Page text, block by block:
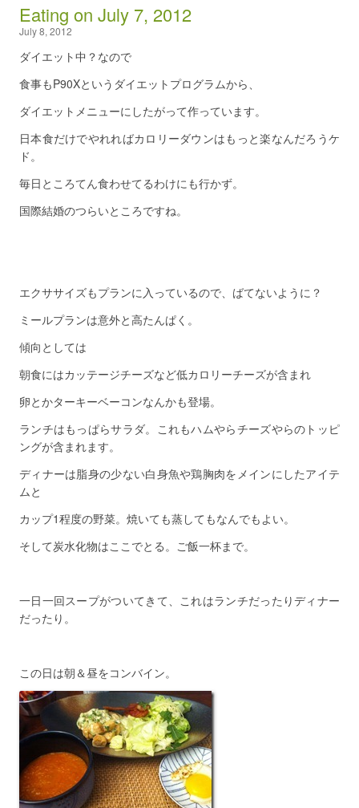
Eating on July 7, 2012
July 8, 2012
ダイエット中？なので
食事もP90Xというダイエットプログラムから、
ダイエットメニューにしたがって作っています。
日本食だけでやれればカロリーダウンはもっと楽なんだろうケ
ド。
毎日ところてん食わせてるわけにも行かず。
国際結婚のつらいところですね。
エクササイズもプランに入っているので、ばてないように？
ミールプランは意外と高たんぱく。
傾向としては
朝食にはカッテージチーズなど低カロリーチーズが含まれ
卵とかターキーベーコンなんかも登場。
ランチはもっぱらサラダ。これもハムやらチーズやらのトッピ
ングが含まれます。
ディナーは脂身の少ない白身魚や鶏胸肉をメインにしたアイテ
ムと
カップ1程度の野菜。焼いても蒸してもなんでもよい。
そして炭水化物はここでとる。ご飯一杯まで。
一日一回スープがついてきて、これはランチだったりディナー
だったり。
この日は朝＆昼をコンバイン。